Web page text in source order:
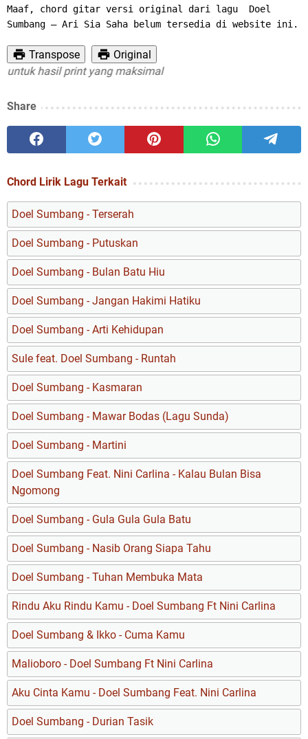
Maaf, chord gitar versi original dari lagu  Doel
Sumbang – Ari Sia Saha belum tersedia di website ini.
Transpose
Original
hasil print yang maksimal
Share
Chord Lirik Lagu Terkait
Doel Sumbang - Terserah
Doel Sumbang - Putuskan
Doel Sumbang - Bulan Batu Hiu
Doel Sumbang - Jangan Hakimi Hatiku
Doel Sumbang - Arti Kehidupan
Sule feat. Doel Sumbang - Runtah
Doel Sumbang - Kasmaran
Doel Sumbang - Mawar Bodas (Lagu Sunda)
Doel Sumbang - Martini
Doel Sumbang Feat. Nini Carlina - Kalau Bulan Bisa
Ngomong
Doel Sumbang - Gula Gula Gula Batu
Doel Sumbang - Nasib Orang Siapa Tahu
Doel Sumbang - Tuhan Membuka Mata
Rindu Aku Rindu Kamu - Doel Sumbang Ft Nini Carlina
Doel Sumbang & Ikko - Cuma Kamu
Malioboro - Doel Sumbang Ft Nini Carlina
Aku Cinta Kamu - Doel Sumbang Feat. Nini Carlina
Doel Sumbang - Durian Tasik